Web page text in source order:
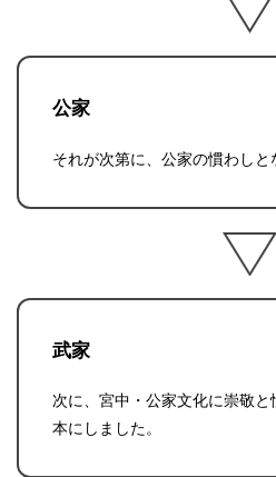
公家
それが次第に、公家の慣わしと
武家
次に、宮中・公家文化に崇敬
本にしました。